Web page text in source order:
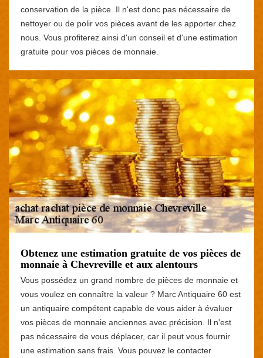
conservation de la pièce. Il n'est donc pas nécessaire de
nettoyer ou de polir vos pièces avant de les apporter chez
nous. Vous profiterez ainsi d'un conseil et d'une estimation
gratuite pour vos pièces de monnaie.
Obtenez une estimation gratuite de vos pièces de
monnaie à Chevreville et aux alentours
Vous possédez un grand nombre de pièces de monnaie et
vous voulez en connaître la valeur ? Marc Antiquaire 60 est
un antiquaire compétent capable de vous aider à évaluer
vos pièces de monnaie anciennes avec précision. Il n'est
pas nécessaire de vous déplacer, car il peut vous fournir
une estimation sans frais. Vous pouvez le contacter